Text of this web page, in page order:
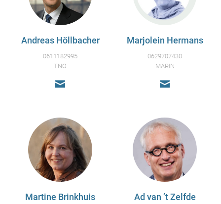
Andreas Höllbacher
0611182995
TNO
Marjolein Hermans
0629707430
MARIN
Martine Brinkhuis Ad van ’t Zelfde